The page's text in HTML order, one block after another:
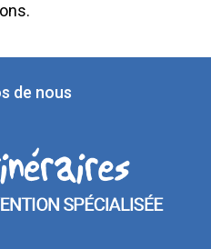
de nous